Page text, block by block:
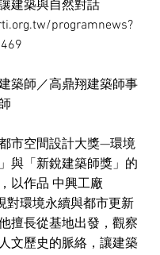
建築與自然對話
programnews?
築師／高鼎翔建築師事
市空間設計大獎—環境
與「新銳建築師獎」的
以作品 中興工廠
對環境永續與都市更新
擅長從基地出發，觀察
文歷史的脈絡，讓建築